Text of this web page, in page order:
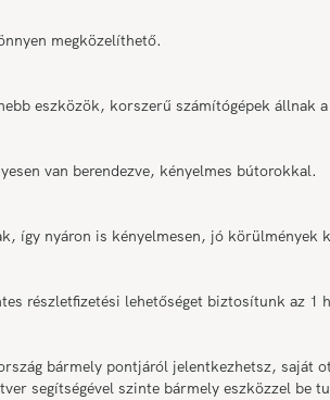
megközelíthető.
eszközök, korszerű számítógépek állnak a
van berendezve, kényelmes bútorokkal.
így nyáron is kényelmesen, jó körülmények
részletfizetési lehetőséget biztosítunk az 1
bármely pontjáról jelentkezhetsz, saját
segítségével szinte bármely eszközzel be